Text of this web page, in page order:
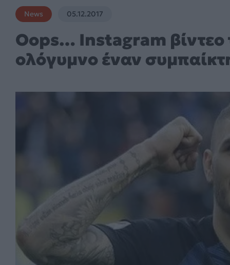
News 05.12.2017
Oops… Ιnstagram βίντεο
ολόγυμνο έναν